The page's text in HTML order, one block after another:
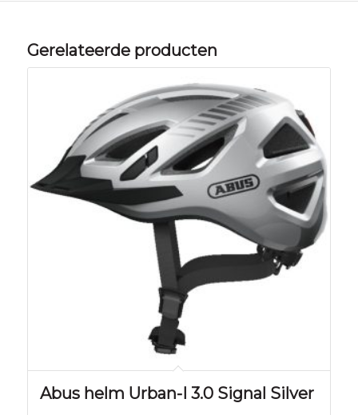
Gerelateerde producten
Abus helm Urban-I 3.0 Signal Silver